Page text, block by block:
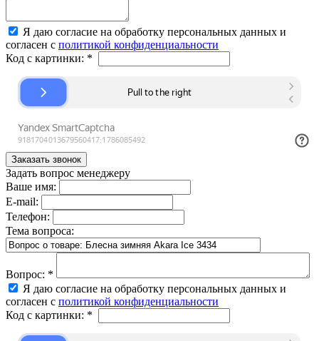
Я даю согласие на обработку персональных данных и
согласен с политикой конфиденциальности
Код с картинки: *
Задать вопрос менеджеру
Ваше имя:
E-mail:
Телефон:
Тема вопроса:
Вопрос: *
Я даю согласие на обработку персональных данных и
согласен с политикой конфиденциальности
Код с картинки: *